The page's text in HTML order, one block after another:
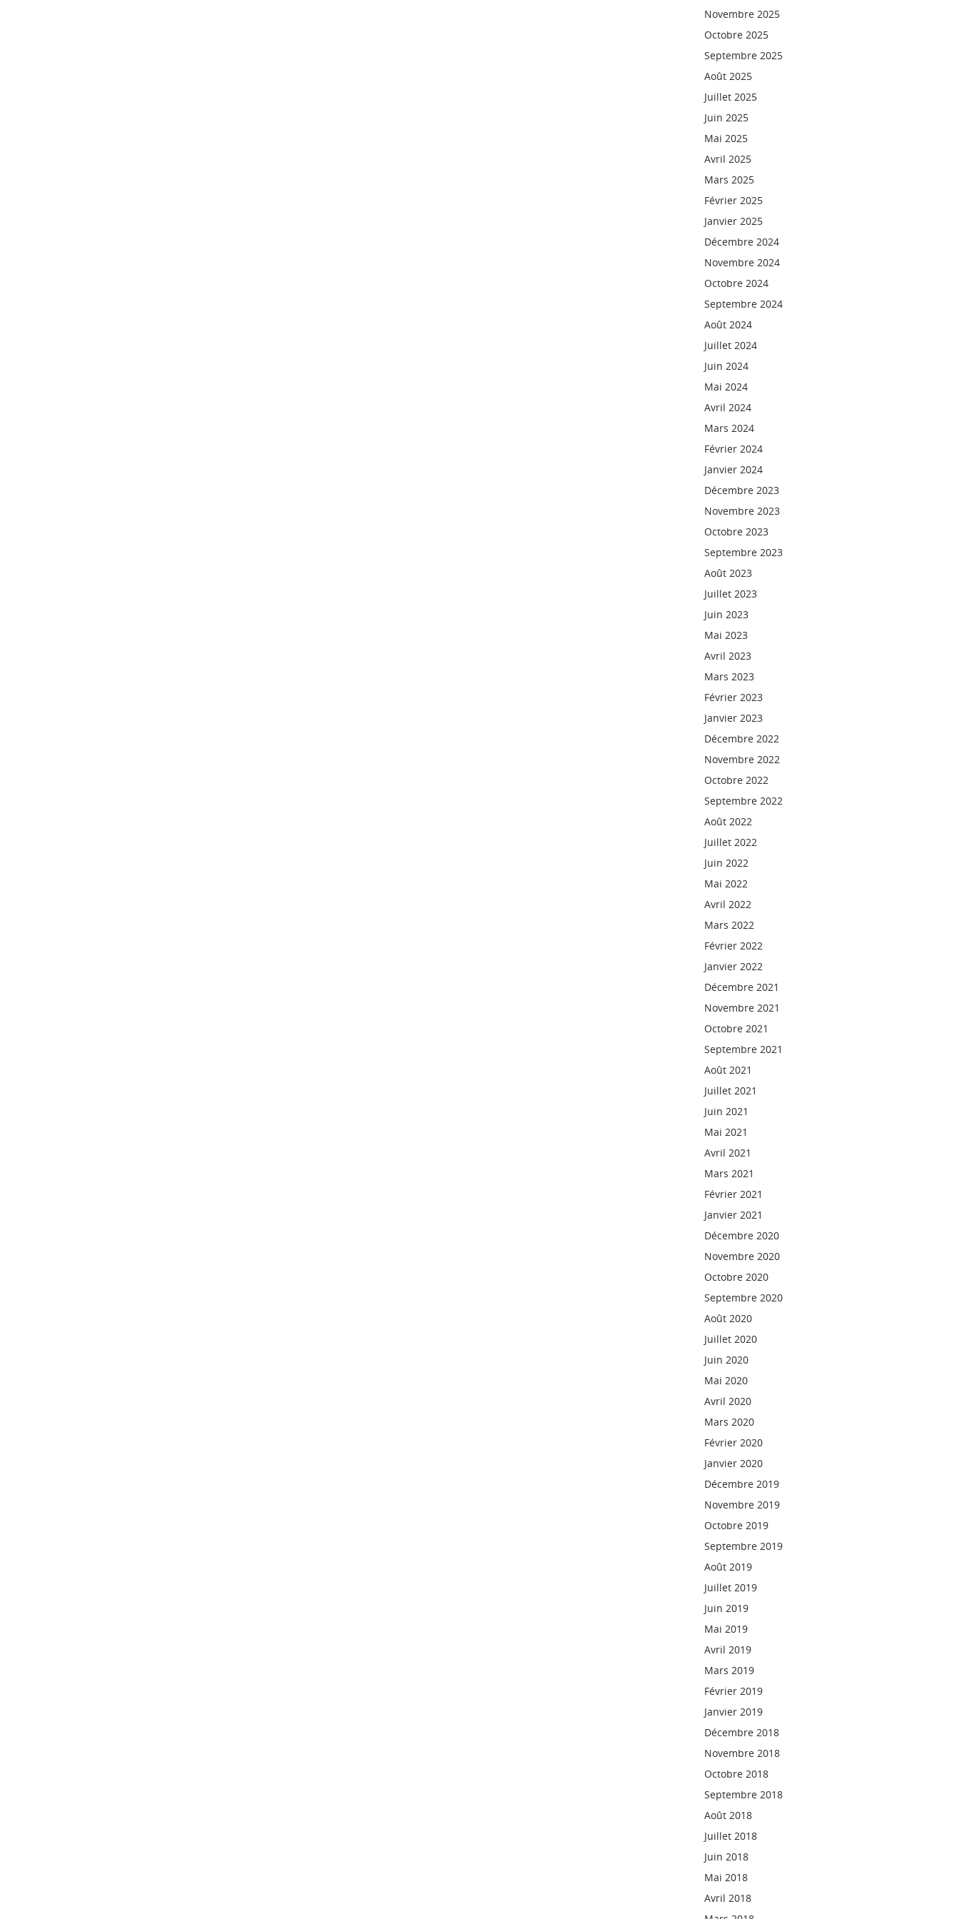
Novembre 2025
Octobre 2025
Septembre 2025
Août 2025
Juillet 2025
Juin 2025
Mai 2025
Avril 2025
Mars 2025
Février 2025
Janvier 2025
Décembre 2024
Novembre 2024
Octobre 2024
Septembre 2024
Août 2024
Juillet 2024
Juin 2024
Mai 2024
Avril 2024
Mars 2024
Février 2024
Janvier 2024
Décembre 2023
Novembre 2023
Octobre 2023
Septembre 2023
Août 2023
Juillet 2023
Juin 2023
Mai 2023
Avril 2023
Mars 2023
Février 2023
Janvier 2023
Décembre 2022
Novembre 2022
Octobre 2022
Septembre 2022
Août 2022
Juillet 2022
Juin 2022
Mai 2022
Avril 2022
Mars 2022
Février 2022
Janvier 2022
Décembre 2021
Novembre 2021
Octobre 2021
Septembre 2021
Août 2021
Juillet 2021
Juin 2021
Mai 2021
Avril 2021
Mars 2021
Février 2021
Janvier 2021
Décembre 2020
Novembre 2020
Octobre 2020
Septembre 2020
Août 2020
Juillet 2020
Juin 2020
Mai 2020
Avril 2020
Mars 2020
Février 2020
Janvier 2020
Décembre 2019
Novembre 2019
Octobre 2019
Septembre 2019
Août 2019
Juillet 2019
Juin 2019
Mai 2019
Avril 2019
Mars 2019
Février 2019
Janvier 2019
Décembre 2018
Novembre 2018
Octobre 2018
Septembre 2018
Août 2018
Juillet 2018
Juin 2018
Mai 2018
Avril 2018